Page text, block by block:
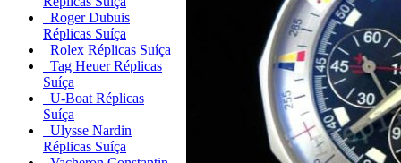
Roger Dubuis
Réplicas Suíça
Rolex Réplicas Suíça
Tag Heuer Réplicas
Suíça
U-Boat Réplicas
Suíça
Ulysse Nardin
Réplicas Suíça